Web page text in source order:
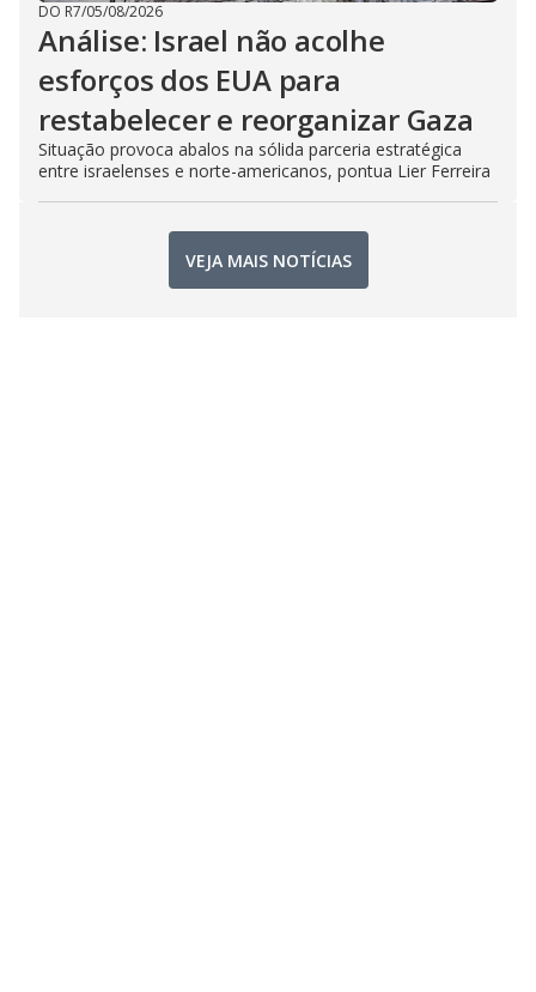
DO R7/05/08/2026
Análise: Israel não acolhe
esforços dos EUA para
restabelecer e reorganizar Gaza
Situação provoca abalos na sólida parceria estratégica
entre israelenses e norte-americanos, pontua Lier Ferreira
VEJA MAIS NOTÍCIAS